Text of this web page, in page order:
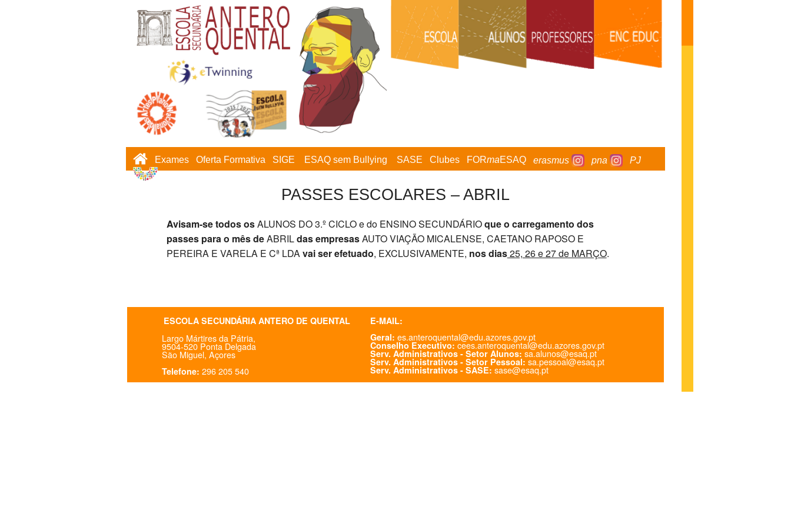
Exames Oferta Formativa SIGE ESAQ sem Bullying SASE Clubes FORmaESAQ erasmus pna PJ
PASSES ESCOLARES – ABRIL
Avisam-se todos osALUNOS DO 3.º CICLO e do ENSINO SECUNDÁRIOque o carregamento dos
passes para o mês deABRILdas empresasAUTO VIAÇÃO MICALENSE, CAETANO RAPOSO E
PEREIRA E VARELA E Cª LDAvai ser efetuado, EXCLUSIVAMENTE, nos dias25, 26 e 27 de MARÇO.
ESCOLA SECUNDÁRIA ANTERO DE QUENTAL
Largo Mártires da Pátria,
9504-520 Ponta Delgada
São Miguel, Açores
Telefone: 296 205 540
E-MAIL:
Geral: es.anteroquental@edu.azores.gov.pt
Conselho Executivo: cees.anteroquental@edu.azores.gov.pt
Serv. Administrativos - Setor Alunos: sa.alunos@esaq.pt
Serv. Administrativos - Setor Pessoal: sa.pessoal@esaq.pt
Serv. Administrativos - SASE: sase@esaq.pt